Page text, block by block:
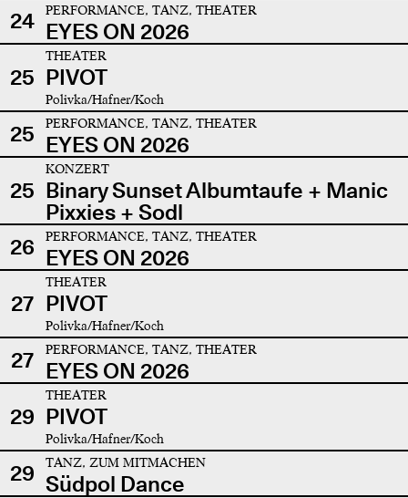
24 PERFORMANCE, TANZ, THEATER
EYES ON 2026
25
THEATER
PIVOT
Polivka/Hafner/Koch
25 PERFORMANCE, TANZ, THEATER
EYES ON 2026
25
KONZERT
Binary Sunset Albumtaufe + Manic
Pixxies + Sodl
26
PERFORMANCE, TANZ, THEATER
EYES ON 2026
27
THEATER
PIVOT
Polivka/Hafner/Koch
27 PERFORMANCE, TANZ, THEATER
EYES ON 2026
29
THEATER
PIVOT
Polivka/Hafner/Koch
29 TANZ, ZUM MITMACHEN
Südpol Dance